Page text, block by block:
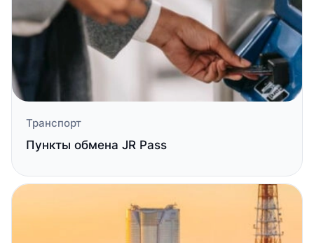
Транспорт
Пункты обмена JR Pass